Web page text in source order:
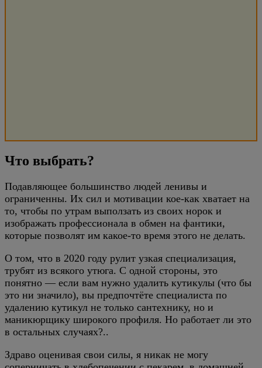
Что выбрать?
Подавляющее большинство людей ленивы и
ограниченны. Их сил и мотивации кое-как хватает на
то, чтобы по утрам выползать из своих норок и
изображать профессионала в обмен на фантики,
которые позволят им какое-то время этого не делать.
О том, что в 2020 году рулит узкая специализация,
трубят из всякого утюга. С одной стороны, это
понятно — если вам нужно удалить кутикулы (что бы
это ни значило), вы предпочтёте специалиста по
удалению кутикул не только сантехнику, но и
маникюрщику широкого профиля. Но работает ли это
в остальных случаях?..
Здраво оценивая свои силы, я никак не могу